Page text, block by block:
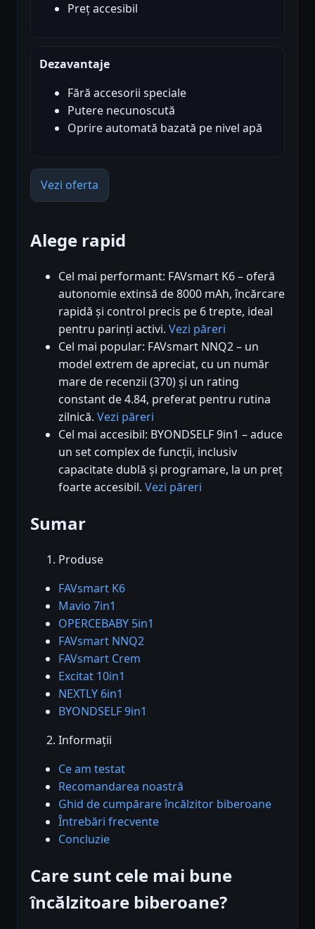
Preț accesibil
Dezavantaje
Fără accesorii speciale
Putere necunoscută
Oprire automată bazată pe nivel apă
Vezi oferta
Alege rapid
Cel mai performant: FAVsmart K6 – oferă
autonomie extinsă de 8000 mAh, încărcare
rapidă și control precis pe 6 trepte, ideal
pentru parinți activi. Vezi păreri
Cel mai popular: FAVsmart NNQ2 – un
model extrem de apreciat, cu un număr
mare de recenzii (370) și un rating
constant de 4.84, preferat pentru rutina
zilnică. Vezi păreri
Cel mai accesibil: BYONDSELF 9in1 – aduce
un set complex de funcții, inclusiv
capacitate dublă și programare, la un preț
foarte accesibil. Vezi păreri
Sumar
Produse
FAVsmart K6
Mavio 7in1
OPERCEBABY 5in1
FAVsmart NNQ2
FAVsmart Crem
Excitat 10in1
NEXTLY 6in1
BYONDSELF 9in1
Informații
Ce am testat
Recomandarea noastră
Ghid de cumpărare încălzitor biberoane
Întrebări frecvente
Concluzie
Care sunt cele mai bune
încălzitoare biberoane?